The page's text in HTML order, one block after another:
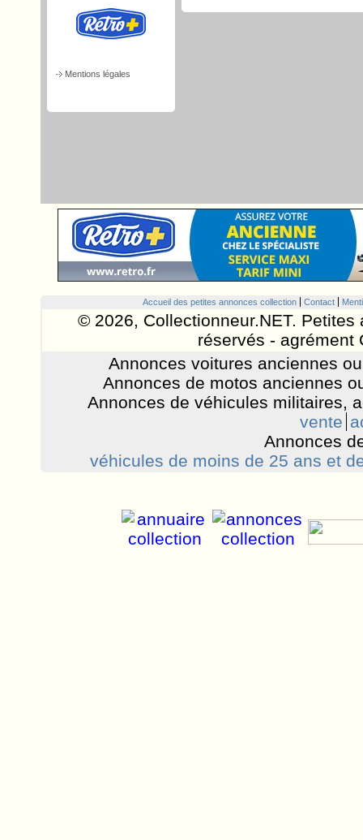
Mentions légales
Accueil des petites annonces collection Contact
© 2026, Collectionneur.NET.
réservés - agrément
Annonces voitures anciennes
Annonces de motos anciennes
Annonces de véhicules militaires,
vente
Annonces
véhicules de moins de 25 ans et